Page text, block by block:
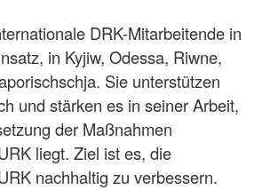
DRK-Mitarbeitende in
in Kyjiw, Odessa, Riwne,
Sie unterstützen
und stärken es in seiner Arbeit,
der Maßnahmen
liegt. Ziel ist es, die
nachhaltig zu verbessern.